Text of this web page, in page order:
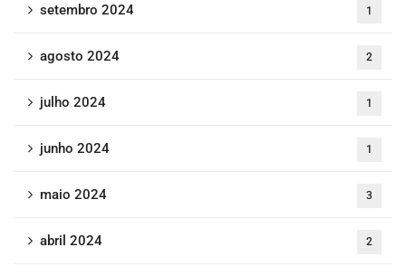
setembro 2024 1
agosto 2024 2
julho 2024 1
junho 2024 1
maio 2024 3
abril 2024 2